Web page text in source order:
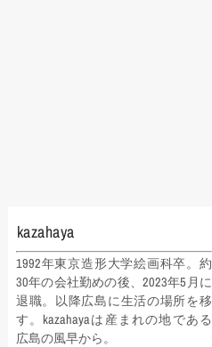
kazahaya
1992年東京造形大学絵画科卒。約
30年の会社勤めの後、2023年5月に
退職。以降広島に生活の場所を移
す。kazahayaは産まれの地である
広島の風早から。